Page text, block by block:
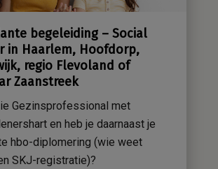
begeleiding – Social
in Haarlem, Hoofdorp,
regio Flevoland of
Zaanstreek
Gezinsprofessional met
en heb je daarnaast je
hbo-diplomering (wie weet
SKJ-registratie)?